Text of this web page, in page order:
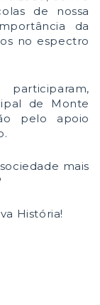
de nossa
da
no espectro
de Monte
pelo apoio
mais
História!